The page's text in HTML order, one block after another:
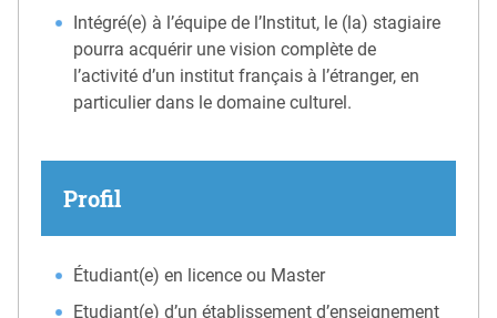
Intégré(e) à l’équipe de l’Institut, le (la) stagiaire
pourra acquérir une vision complète de
l’activité d’un institut français à l’étranger, en
particulier dans le domaine culturel.
Profil
Étudiant(e) en licence ou Master
Etudiant(e) d’un établissement d’enseignement